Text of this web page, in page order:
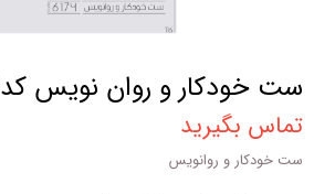
ست خودکار و روان نویس کد6174
تماس بگیرید
ست خودکار و روانویس